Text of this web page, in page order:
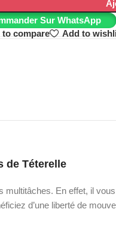
Sur WhatsApp
to compare
Add to
de Téterelle
En effet, il
d’une liberté de